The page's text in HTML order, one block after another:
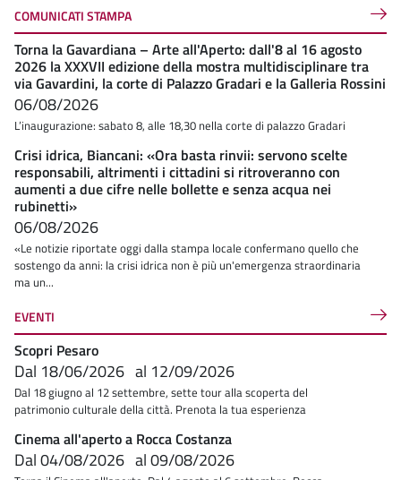
COMUNICATI STAMPA
Torna la Gavardiana – Arte all'Aperto: dall'8 al 16 agosto
2026 la XXXVII edizione della mostra multidisciplinare tra
via Gavardini, la corte di Palazzo Gradari e la Galleria Rossini
06/08/2026
L’inaugurazione: sabato 8, alle 18,30 nella corte di palazzo Gradari
Crisi idrica, Biancani: «Ora basta rinvii: servono scelte
responsabili, altrimenti i cittadini si ritroveranno con
aumenti a due cifre nelle bollette e senza acqua nei
rubinetti»
06/08/2026
«Le notizie riportate oggi dalla stampa locale confermano quello che
sostengo da anni: la crisi idrica non è più un'emergenza straordinaria
ma un...
EVENTI
Scopri Pesaro
Dal 18/06/2026 al 12/09/2026
Dal 18 giugno al 12 settembre, sette tour alla scoperta del
patrimonio culturale della città. Prenota la tua esperienza
Cinema all'aperto a Rocca Costanza
Dal04/08/2026 al09/08/2026